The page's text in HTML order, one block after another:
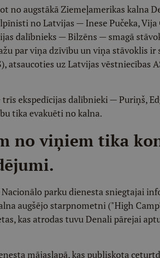
no augstākā Ziemeļamerikas kalna
no Latvijas — Inese Pučeka, Vija
dalībnieks — Bilzēns — smagā
par viņa dzīvību un viņa stāvoklis
atsaucoties uz Latvijas vēstniecības
ekspedīcijas dalībnieki — Puriņš,
tika evakuēti no kalna.
no viņiem tika
parku dienesta sniegtajai
augšējo starpnometni ("High
kas atrodas tuvu Denali pārejai
mājaslapā, kas publiskota